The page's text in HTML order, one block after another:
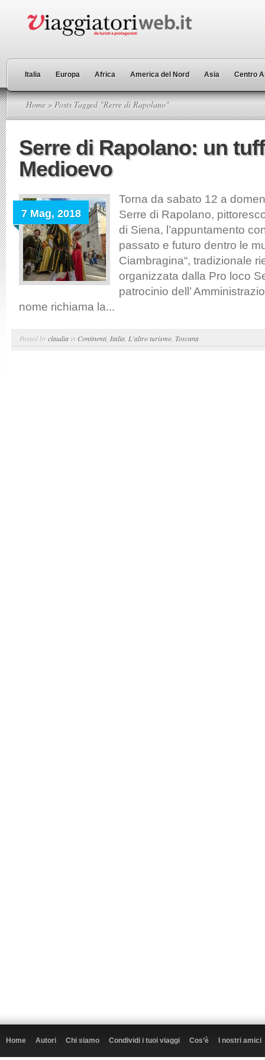
Italia Europa Africa America del Nord Asia Centro
Home » Posts Tagged "Rerre di Rapolano"
Serre di Rapolano: un
Medioevo
7 Mag, 2018
Torna da sabato 12 a
Serre di Rapolano,
di Siena, l’appuntamento
passato e futuro dentro le
Ciambragina“, tradizionale
organizzata dalla Pro loco
patrocinio dell’
nome richiama la...
Posted byclaudia in Continenti, Italia L'altro turismo Toscana
Home Autori Chi siamo Condividi i tuoi viaggi Cos’è I nostri amici